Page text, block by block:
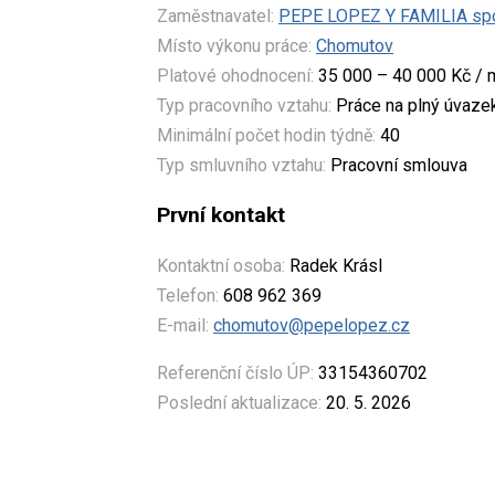
Zaměstnavatel: PEPE LOPEZ Y FAMILIA
Místo výkonu práce: Chomutov
Platové ohodnocení: 35 000 – 40 000 Kč /
Typ pracovního vztahu: Práce na plný
Minimální počet hodin týdně: 40
Typ smluvního vztahu: Pracovní smlouva
První kontakt
Kontaktní osoba: Radek Krásl
Telefon: 608 962 369
E-mail: chomutov@pepelopez.cz
Referenční číslo ÚP: 33154360702
Poslední aktualizace: 20. 5. 2026